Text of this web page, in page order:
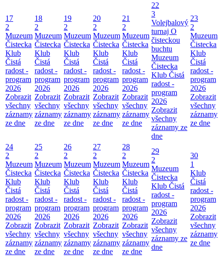
17
2
Muzeum
Čistecka
Klub
Čistá
radost -
program
2026
Zobrazit
všechny
záznamy
ze dne
18
2
Muzeum
Čistecka
Klub
Čistá
radost -
program
2026
Zobrazit
všechny
záznamy
ze dne
19
2
Muzeum
Čistecka
Klub
Čistá
radost -
program
2026
Zobrazit
všechny
záznamy
ze dne
20
2
Muzeum
Čistecka
Klub
Čistá
radost -
program
2026
Zobrazit
všechny
záznamy
ze dne
21
2
Muzeum
Čistecka
Klub
Čistá
radost -
program
2026
Zobrazit
všechny
záznamy
ze dne
22
3
Volejbalový
turnaj O
čisteckou
buchtu
Muzeum
Čistecka
Klub Čistá
radost -
program
2026
Zobrazit
všechny
záznamy ze
dne
23
2
Muzeum
Čistecka
Klub
Čistá
radost -
program
2026
Zobrazit
všechny
záznamy
ze dne
24
2
Muzeum
Čistecka
Klub
Čistá
radost -
program
2026
Zobrazit
všechny
záznamy
ze dne
25
2
Muzeum
Čistecka
Klub
Čistá
radost -
program
2026
Zobrazit
všechny
záznamy
ze dne
26
2
Muzeum
Čistecka
Klub
Čistá
radost -
program
2026
Zobrazit
všechny
záznamy
ze dne
27
2
Muzeum
Čistecka
Klub
Čistá
radost -
program
2026
Zobrazit
všechny
záznamy
ze dne
28
2
Muzeum
Čistecka
Klub
Čistá
radost -
program
2026
Zobrazit
všechny
záznamy
ze dne
29
2
Muzeum
Čistecka
Klub Čistá
radost -
program
2026
Zobrazit
všechny
záznamy ze
dne
30
1
Klub
Čistá
radost -
program
2026
Zobrazit
všechny
záznamy
ze dne